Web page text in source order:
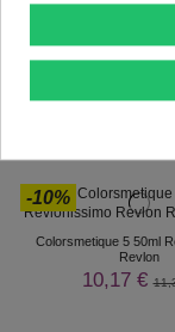
Clientes
-10%
Colorsmetique 5 50ml
Revlon
10,17 €